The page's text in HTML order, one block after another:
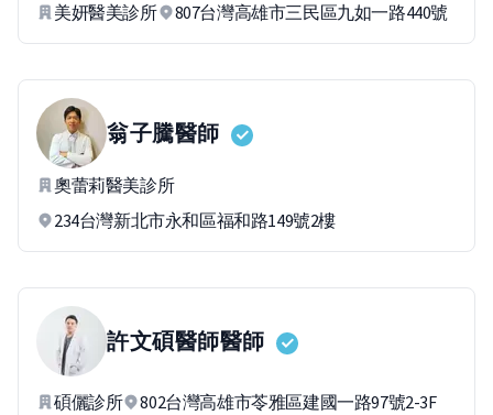
美妍醫美診所 807台灣高雄市三民區九如一路440號
翁子騰醫師
奧蕾莉醫美診所
234台灣新北市永和區福和路149號2樓
許文碩醫師醫師
碩儷診所 802台灣高雄市苓雅區建國一路97號2-3F